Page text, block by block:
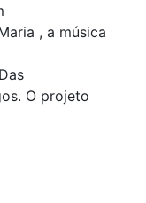
, a música
O projeto